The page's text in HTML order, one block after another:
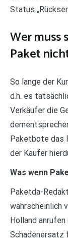
Status
Wer muss
Paket
So lange der
d.h. es
Verkäufer die
Paketbote das
der Käufer
Was wenn
Paketda-
wahrscheinlich
Holland
Schadenersatz